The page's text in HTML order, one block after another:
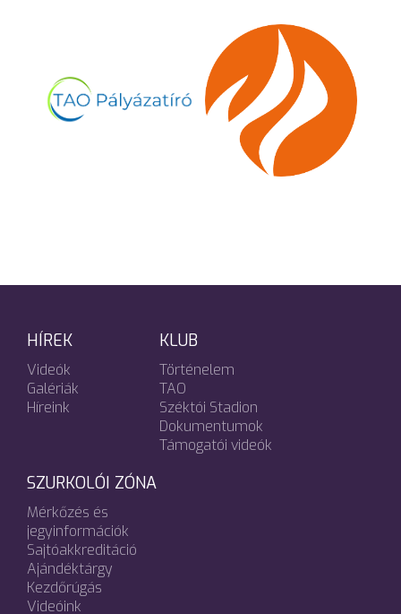
HÍREK
Videók
Galériák
Híreink
KLUB
Történelem
TAO
Széktói Stadion
Dokumentumok
Támogatói videók
SZURKOLÓI ZÓNA
Mérkőzés és
jegyinformációk
Sajtóakkreditáció
Ajándéktárgy
Kezdőrúgás
Videóink